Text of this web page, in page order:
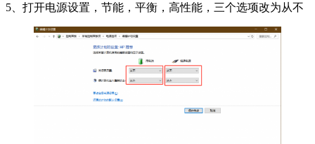
5、打开电源设置，节能，平衡，高性能，三个选项改为从不